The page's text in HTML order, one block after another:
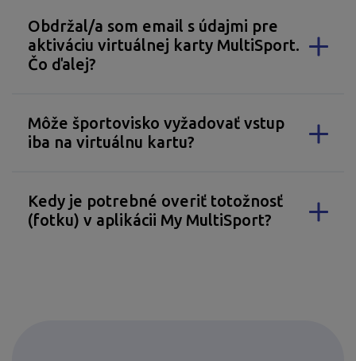
Obdržal/a som email s údajmi pre
aktiváciu virtuálnej karty MultiSport.
Čo ďalej?
Môže športovisko vyžadovať vstup
iba na virtuálnu kartu?
Kedy je potrebné overiť totožnosť
(fotku) v aplikácii My MultiSport?